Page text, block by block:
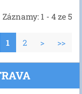
Záznamy: 1 - 4 ze 5
1 2 > >>